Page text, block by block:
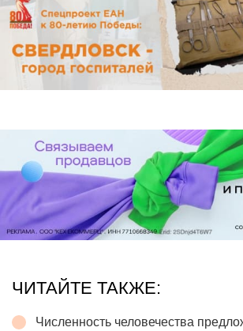
ЧИТАЙТЕ ТАКЖЕ:
Численность человечества